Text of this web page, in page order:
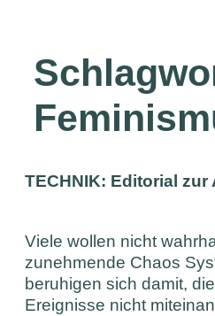
TECHNIK: Editorial zur
Viele wollen nicht
zunehmende Chaos
beruhigen sich damit,
Ereignisse nicht